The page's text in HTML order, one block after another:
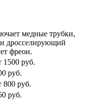
медные трубки,
и дросселирующий
фреон.
1500 руб.
руб.
800 руб.
руб.